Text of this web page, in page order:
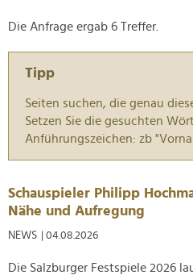
Die Anfrage ergab 6 Treffer.
Tipp
Seiten suchen, die genau
Setzen Sie die gesuchten
Anführungszeichen: zb
Schauspieler Philipp
Nähe und Aufregung
NEWS | 04.08.2026
Die Salzburger Festspiele 2026